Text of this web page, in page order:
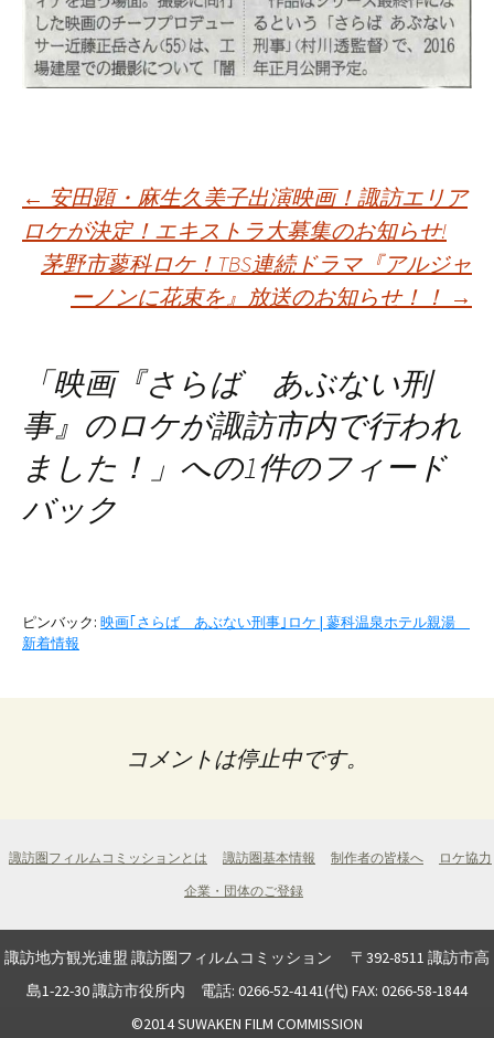
投
稿
ナ
ビ
ゲ
シ
ョ
← 安田顕・麻生久美子出演映画！諏訪エリア
ロケが決定！エキストラ大募集のお知らせ!
茅野市蓼科ロケ！TBS連続ドラマ『アルジャ
ーノンに花束を』放送のお知らせ！！ →
「映画『さらば あぶない刑
事』のロケが諏訪市内で行われ
ました！ 」への1件のフィード
バック
ピンバック: 映画｢さらば あぶない刑事｣ロケ | 蓼科温泉ホテル親湯
新着情報
コメントは停止中です。
諏訪圏フィルムコミッションとは 諏訪圏基本情報 制作者の皆様へ
ロケ協力
企業・団体のご登録
諏訪地方観光連盟 諏訪圏フィルムコミッション 〒392-8511 諏訪市高
島1-22-30 諏訪市役所内 電話: 0266-52-4141(代) FAX: 0266-58-1844
©2014 SUWAKEN FILM COMMISSION